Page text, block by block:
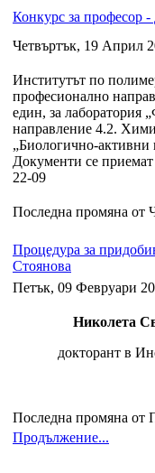
Конкурс за професор
Четвъртък, 19 Април
Институтът по
професионално
един, за
направление 4.2.
„Биологично-активни
Документи се
22-09
Последна промяна от
Процедура за
Стоянова
Петък, 09 Февруари
Николета
докторант в
Последна промяна от
Продължение...